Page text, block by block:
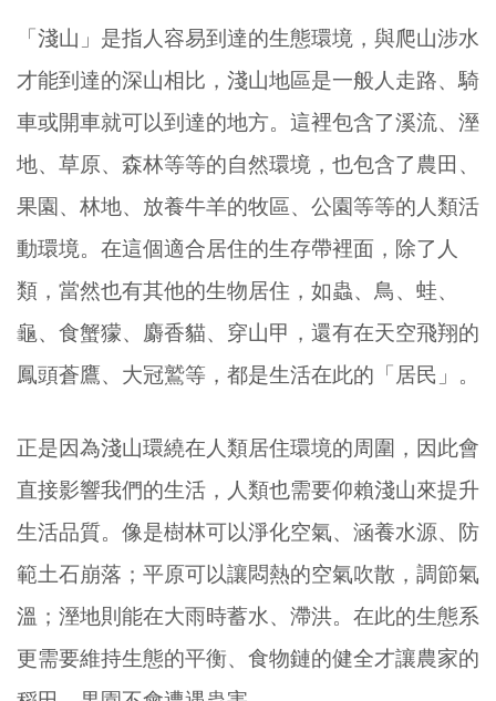
「淺山」是指人容易到達的生態環境，與爬山涉水
才能到達的深山相比，淺山地區是一般人走路、騎
車或開車就可以到達的地方。這裡包含了溪流、溼
地、草原、森林等等的自然環境，也包含了農田、
果園、林地、放養牛羊的牧區、公園等等的人類活
動環境。在這個適合居住的生存帶裡面，除了人
類，當然也有其他的生物居住，如蟲、鳥、蛙、
龜、食蟹獴、麝香貓、穿山甲，還有在天空飛翔的
鳳頭蒼鷹、大冠鷲等，都是生活在此的「居民」。
正是因為淺山環繞在人類居住環境的周圍，因此會
直接影響我們的生活，人類也需要仰賴淺山來提升
生活品質。像是樹林可以淨化空氣、涵養水源、防
範土石崩落；平原可以讓悶熱的空氣吹散，調節氣
溫；溼地則能在大雨時蓄水、滯洪。在此的生態系
更需要維持生態的平衡、食物鏈的健全才讓農家的